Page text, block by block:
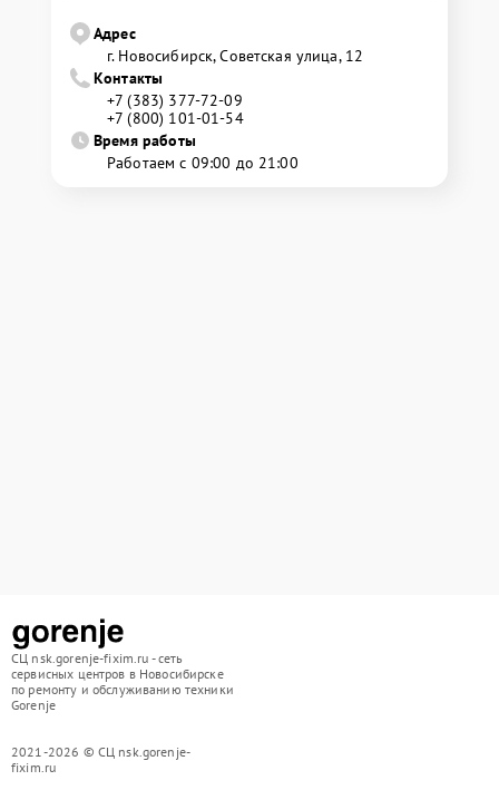
Адрес
г. Новосибирск, Советская улица, 12
Контакты
+7 (383) 377-72-09
+7 (800) 101-01-54
Время работы
Работаем с 09:00 до 21:00
СЦ nsk.gorenje-fixim.ru - сеть
сервисных центров в Новосибирске
по ремонту и обслуживанию техники
Gorenje
2021-2026 © СЦ nsk.gorenje-
fixim.ru